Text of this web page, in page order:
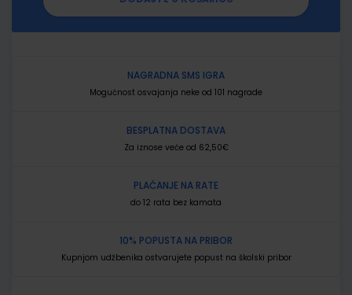
NAGRADNA SMS IGRA
Mogućnost osvajanja neke od 101 nagrade
BESPLATNA DOSTAVA
Za iznose veće od 62,50€
PLAĆANJE NA RATE
do 12 rata bez kamata
10% POPUSTA NA PRIBOR
Kupnjom udžbenika ostvarujete popust na školski pribor